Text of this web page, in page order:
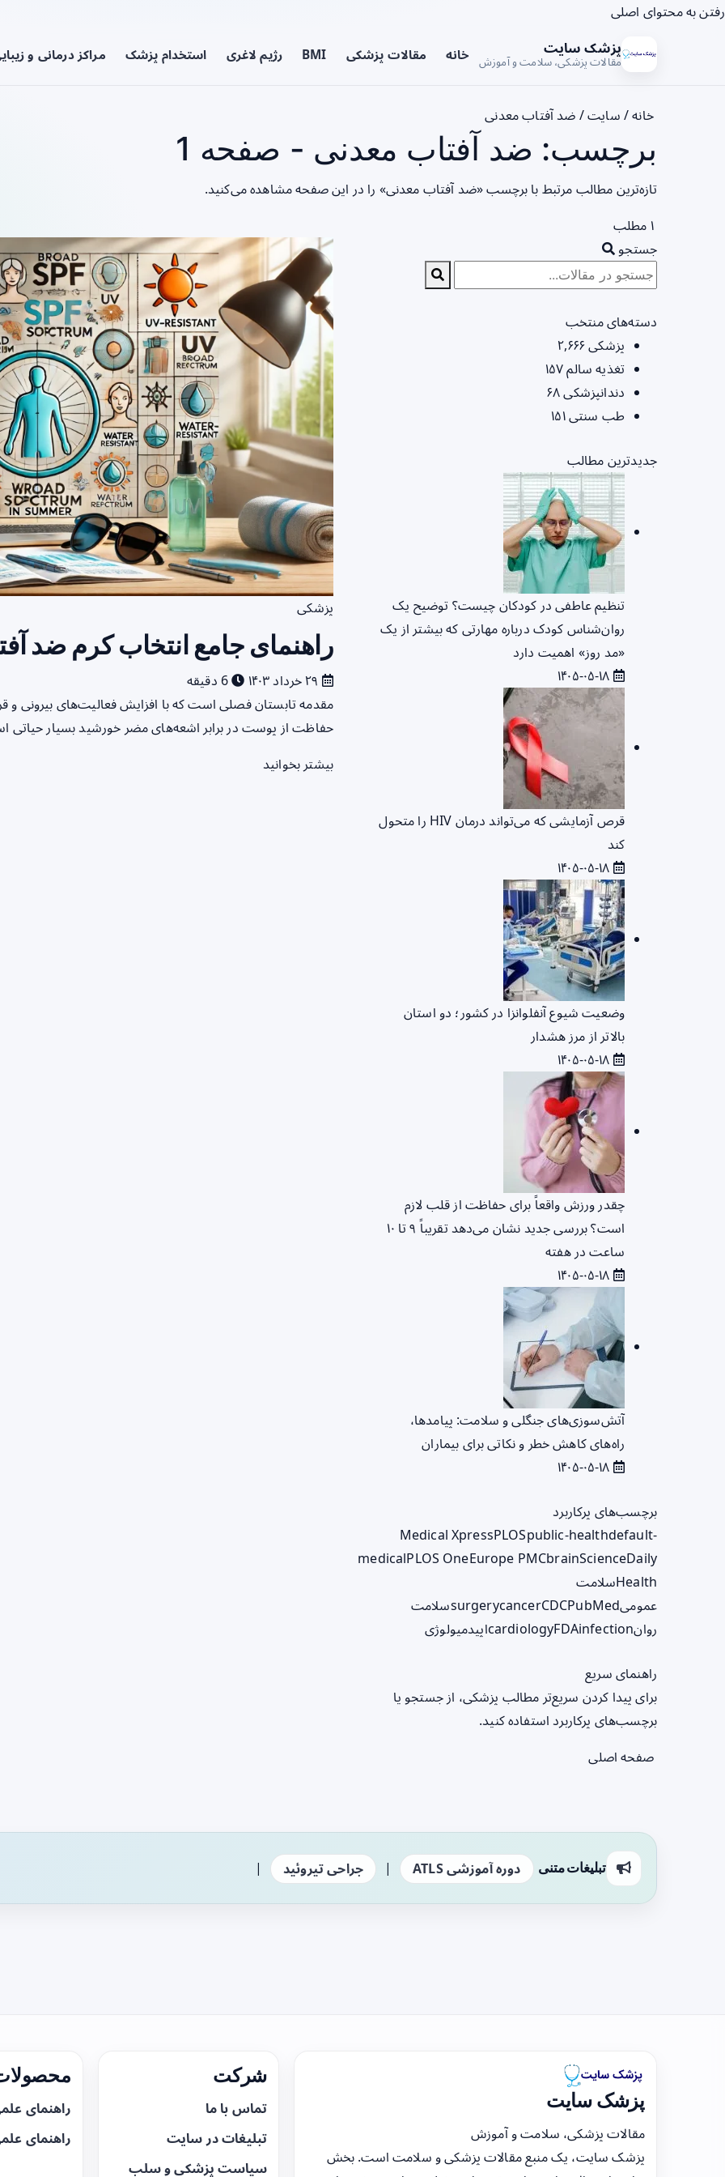
رفتن به محتوای اصلی
پزشک سایت
مقالات پزشکی، سلامت و آموزش خانه مقالات پزشکی BMI رژیم لاغری استخدام پزشک مراکز درمانی و
خانه/ سایت/ ضد آفتاب معدنی
برچسب: ضد آفتاب معدنی - صفحه 1
تازه‌ترین مطالب مرتبط با برچسب «ضد آفتاب معدنی» را در این صفحه مشاهده می‌کنید.
۱ مطلب
پزشکی
راهنمای جامع انتخاب کرم ضد
6 دقیقه
مقدمه تابستان فصلی است که با افزایش فعالیت‌های بیرونی
حفاظت از پوست در برابر اشعه‌های مضر خورشید بسیار حیاتی
بیشتر بخوانید
جستجو
دسته‌های منتخب
پزشکی۲,۶۶۶
تغذیه سالم۱۵۷
دندانپزشکی۶۸
طب سنتی۱۵۱
جدیدترین مطالب
تنظیم عاطفی در کودکان چیست؟ توضیح یک
روان‌شناس کودک درباره مهارتی که بیشتر از یک
«مد روز» اهمیت دارد
قرص آزمایشی که می‌تواند درمان HIV را متحول
کند
وضعیت شیوع آنفلوانزا در کشور؛ دو استان
بالاتر از مرز هشدار
چقدر ورزش واقعاً برای حفاظت از قلب لازم
است؟ بررسی جدید نشان می‌دهد تقریباً ۹ تا ۱۰
ساعت در هفته
آتش‌سوزی‌های جنگلی و سلامت: پیامدها،
راه‌های کاهش خطر و نکاتی برای بیماران
برچسب‌های پرکاربرد
Medical XpressPLOSpublic-healthdefault-
medicalPLOS OneEurope PMCbrainScienceDaily
Healthسلامت
عمومی
surgerycancerCDCPubMed
سلامت
روان
cardiologyFDAinfection اپیدمیولوژی
راهنمای سریع
برای پیدا کردن سریع‌تر مطالب پزشکی، از جستجو یا
برچسب‌های پرکاربرد استفاده کنید.
صفحه اصلی
تبلیغات متنی دوره آموزشی ATLS | جراحی تیروئید |
پزشک سایت
مقالات پزشکی، سلامت و آموزش
پزشک سایت، یک منبع مقالات پزشکی و سلامت است. بخش
شرکت
تماس با ما
تبلیغات در سایت
سیاست پزشکی و سلب
راهنمای
راهنمای